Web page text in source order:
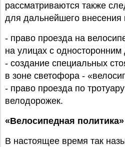
рассматриваются также
для дальнейшего внесения
- право проезда на
на улицах с
- создание специальных
в зоне светофора -
- право проезда по
велодорожек.
«Велосипедная
В настоящее время так